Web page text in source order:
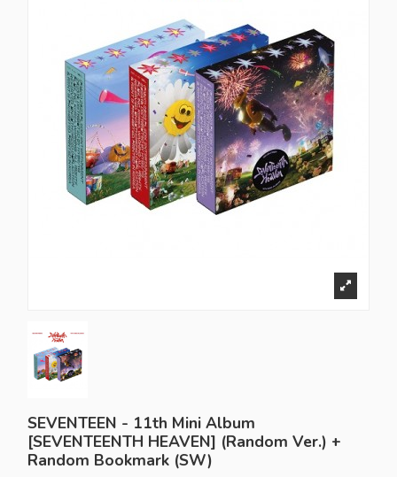
SEVENTEEN - 11th Mini Album
[SEVENTEENTH HEAVEN] (Random Ver.) +
Random Bookmark (SW)